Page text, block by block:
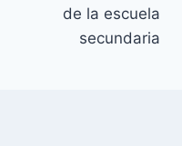
de la escuela
secundaria